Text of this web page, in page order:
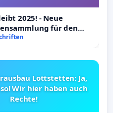
2025! - Neue
für den
Lottstetten: Ja,
Wir hier haben auch
Rechte!